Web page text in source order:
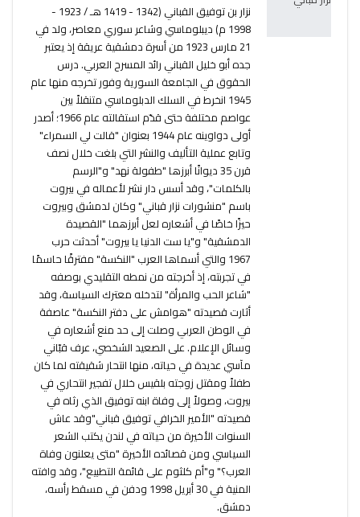
نزار بن توفيق القباني (1342 - 1419 هـ / 1923 -
1998 م) ديبلوماسي وشاعر سوري معاصر، ولد في
21 مارس 1923 من أسرة دمشقية عريقة إذ يعتبر
جده أبو خليل القباني رائد المسرح العربي. درس
الحقوق في الجامعة السورية وفور تخرجه منها عام
1945 انخرط في السلك الدبلوماسي متنقلاً بين
عواصم مختلفة حتى قدّم استقالته عام 1966؛ أصدر
أولى دواوينه عام 1944 بعنوان "قالت لي السمراء"
وتابع عملية التأليف والنشر التي بلغت خلال نصف
قرن 35 ديوانًا أبرزها "طفولة نهد" و"الرسم
بالكلمات"، وقد أسس دار نشر لأعماله في بيروت
باسم "منشورات نزار قباني" وكان لدمشق وبيروت
حيزًا خاصًا في أشعاره لعل أبرزهما "القصيدة
الدمشقية" و"يا ست الدنيا يا بيروت" أحدثت حرب
1967 والتي أسماها العرب "النكسة" مفترقًا حاسمًا
في تجربته، إذ أخرجته من نمطه التقليدي بوصفه
"شاعر الحب والمرأة" لتدخله معترك السياسة، وقد
أثارت قصيدته "هوامش على دفتر النكسة" عاصفة
في الوطن العربي وصلت إلى حد منع أشعاره في
وسائل الإعلام. على الصعيد الشخصي، عرف قبّاني
مآسي عديدة في حياته، منها انتحار شقيقته لما كان
طفلاً ومقتل زوجته بلقيس خلال تفجير انتحاري في
بيروت، وصولاً إلى وفاة ابنه توفيق الذي رثاه في
قصيدته "الأمير الخرافي توفيق قباني"وقد عاش
السنوات الأخيرة من حياته في لندن يكتب الشعر
السياسي ومن قصائده الأخيرة "متى يعلنون وفاة
العرب؟" و"أم كلثوم على قائمة التطبيع"، وقد وافته
المنية في 30 أبريل 1998 ودفن في مسقط رأسه،
دمشق.